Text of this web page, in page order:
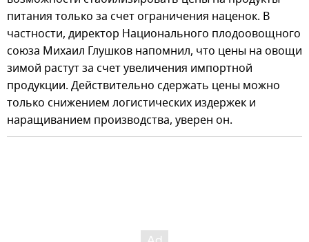
питания только за счет ограничения наценок. В
частности, директор Национального плодоовощного
союза Михаил Глушков напомнил, что цены на овощи
зимой растут за счет увеличения импортной
продукции. Действительно сдержать цены можно
только снижением логистических издержек и
наращиванием производства, уверен он.